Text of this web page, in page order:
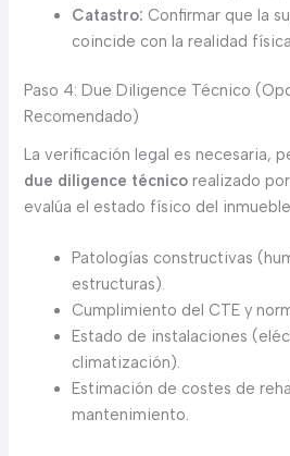
Catastro: Confirmar que la
coincide con la realidad física.
Paso 4: Due Diligence Técnico
Recomendado)
La verificación legal es necesaria,
due diligence técnico realizado
evalúa el estado físico del
Patologías constructivas
estructuras).
Cumplimiento del CTE y
Estado de instalaciones
climatización).
Estimación de costes de
mantenimiento.